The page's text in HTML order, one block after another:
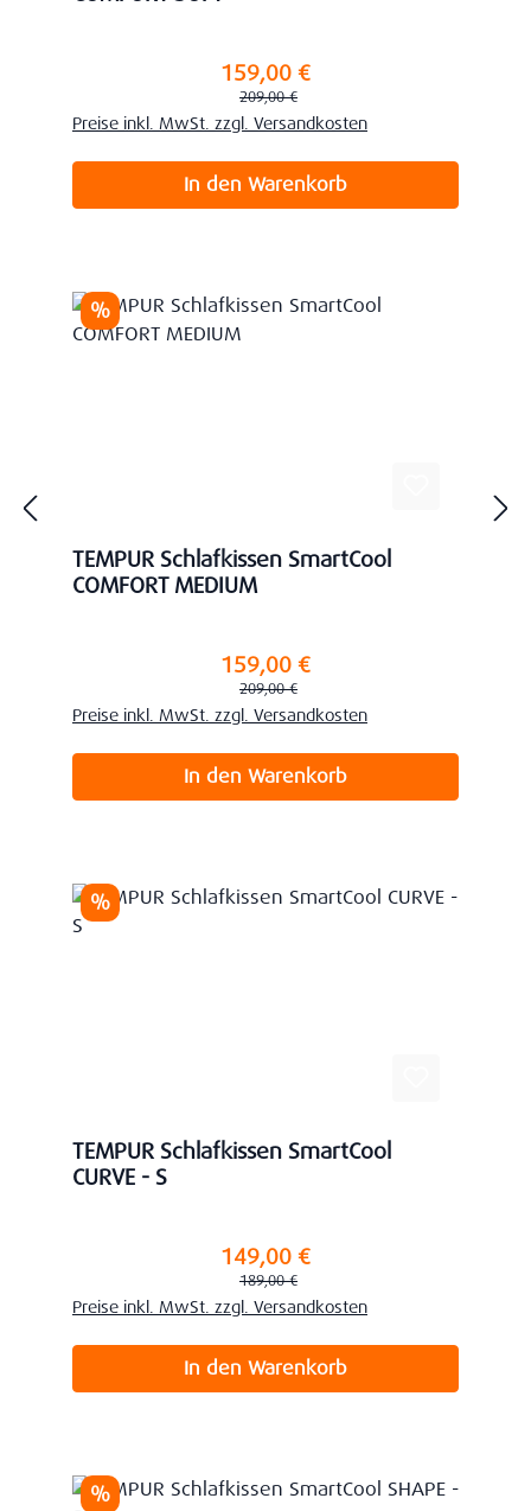
159,00 €
Regulärer Preis:
209,00 €
Preise inkl. MwSt. zzgl. Versandkosten
In den Warenkorb
Rabatt
%
TEMPUR Schlafkissen SmartCool
COMFORT MEDIUM
159,00 €
Regulärer Preis:
209,00 €
Preise inkl. MwSt. zzgl. Versandkosten
In den Warenkorb
Rabatt
%
TEMPUR Schlafkissen SmartCool
CURVE - S
149,00 €
Regulärer Preis:
189,00 €
Preise inkl. MwSt. zzgl. Versandkosten
In den Warenkorb
Rabatt
%